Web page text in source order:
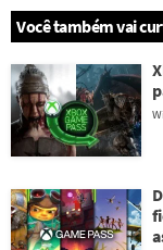
Você também vai